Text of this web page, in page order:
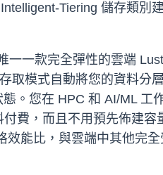
Tiering 儲存類別
一款完全彈性的雲端
取模式自動將您的資料分
。您在 HPC 和 AI/ML 工
費，而且不用預先佈建
能比，與雲端中其他完